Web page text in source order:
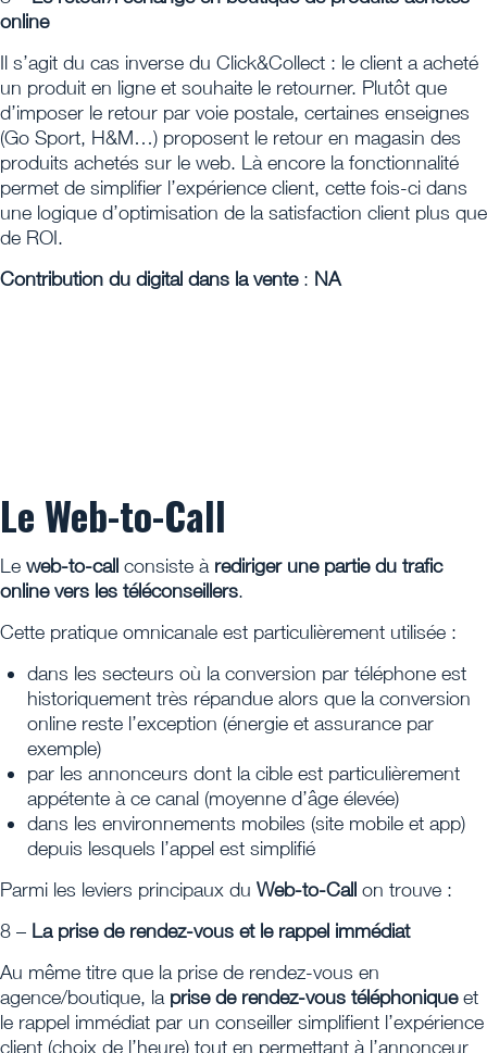
online
Il s’agit du cas inverse du Click&Collect : le client a acheté
un produit en ligne et souhaite le retourner. Plutôt que
d’imposer le retour par voie postale, certaines enseignes
(Go Sport, H&M…) proposent le retour en magasin des
produits achetés sur le web. Là encore la fonctionnalité
permet de simplifier l’expérience client, cette fois-ci dans
une logique d’optimisation de la satisfaction client plus que
de ROI.
Contribution du digital dans la vente: NA
Le Web-to-Call
Le web-to-call consiste à rediriger une partie du trafic
online vers les téléconseillers.
Cette pratique omnicanale est particulièrement utilisée :
dans les secteurs où la conversion par téléphone est
historiquement très répandue alors que la conversion
online reste l’exception (énergie et assurance par
exemple)
par les annonceurs dont la cible est particulièrement
appétente à ce canal (moyenne d’âge élevée)
dans les environnements mobiles (site mobile et app)
depuis lesquels l’appel est simplifié
Parmi les leviers principaux du Web-to-Call on trouve :
8 – La prise de rendez-vous et le rappel immédiat
Au même titre que la prise de rendez-vous en
agence/boutique, la prise de rendez-vous téléphoniqueet
le rappel immédiat par un conseiller simplifient l’expérience
client (choix de l’heure) tout en permettant à l’annonceur